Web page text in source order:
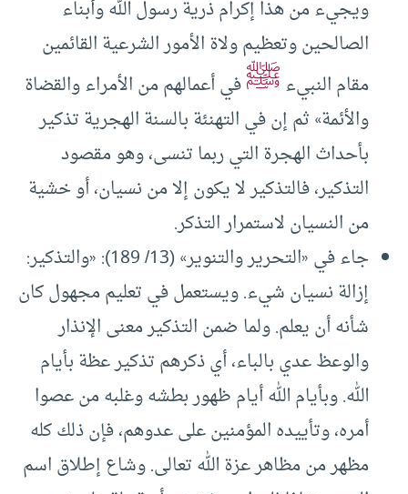
ويجيء من هذا إكرام ذرية رسول الله وأبناء
الصالحين وتعظيم ولاة الأمور الشرعية القائمين
مقام النبيءﷺفي أعمالهم من الأمراء والقضاة
والأئمة» ثم إن في التهنئة بالسنة الهجرية تذكير
بأحداث الهجرة التي ربما تنسى، وهو مقصود
التذكير، فالتذكير لا يكون إلا من نسيان، أو خشية
من النسيان لاستمرار التذكر.
جاء في «التحرير والتنوير» (13/ 189): «والتذكير:
إزالة نسيان شيء. ويستعمل في تعليم مجهول كان
شأنه أن يعلم. ولما ضمن التذكير معنى الإنذار
والوعظ عدي بالباء، أي ذكرهم تذكير عظة بأيام
الله. وبأيام الله أيام ظهور بطشه وغلبه من عصوا
أمره، وتأييده المؤمنين على عدوهم، فإن ذلك كله
مظهر من مظاهر عزة الله تعالى. وشاع إطلاق اسم